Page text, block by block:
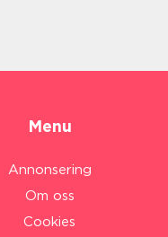
Menu
Annonsering
Om oss
Cookies